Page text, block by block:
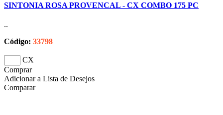
SINTONIA ROSA PROVENCAL - CX COMBO 175 PC
..
Código: 33798
CX
Comprar
Adicionar a Lista de Desejos
Comparar